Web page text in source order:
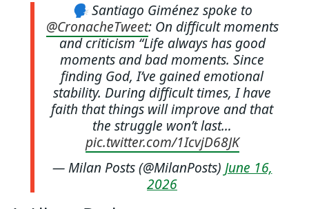
🗣️ Santiago Giménez spoke to
@CronacheTweet: On difficult moments
and criticism “Life always has good
moments and bad moments. Since
finding God, I’ve gained emotional
stability. During difficult times, I have
faith that things will improve and that
the struggle won’t last…
pic.twitter.com/1IcvjD68JK
— Milan Posts (@MilanPosts) June 16,
2026